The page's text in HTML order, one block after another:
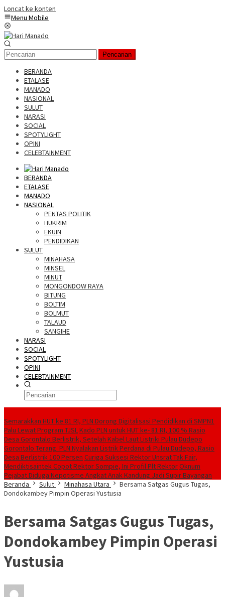
Loncat ke konten
Menu Mobile
Pencarian
BERANDA
ETALASE
MANADO
NASIONAL
SULUT
NARASI
SOCIAL
SPOTYLIGHT
OPINI
CELEBTAINMENT
BERANDA
ETALASE
MANADO
NASIONAL
PENTAS POLITIK
HUKRIM
EKUIN
PENDIDIKAN
SULUT
MINAHASA
MINSEL
MINUT
MONGONDOW RAYA
BITUNG
BOLTIM
BOLMUT
TALAUD
SANGIHE
NARASI
SOCIAL
SPOTYLIGHT
OPINI
CELEBTAINMENT
Semarakkan HUT ke 81 RI, PLN Dorong Digitalisasi Pendidikan di SMPN1
Palu Lewat Program TJSLKado PLN untuk HUT ke- 81 RI, 100 % Rasio
Desa Gorontalo Berlistrik, Setelah Kabel Laut Listriki Pulau Dudepo
Gorontalo Terang. PLN Nyalakan Listrik Perdana di Pulau Dudepo, Rasio
Desa Berlistrik 100 Persen Curiga Suksesi Rektor Unsrat Tak Fair,
Mendiktisaintek Copot Rektor Sompie, Ini Profil Plt RektorOknum
Pejabat Diduga Nepotisme Angkat Anak Kandung Jadi Supir Bayangan
Beranda
Sulut Minahasa Utara
Bersama Satgas Gugus Tugas,
Dondokambey Pimpin Operasi Yustusia
Bersama Satgas Gugus Tugas,
Dondokambey Pimpin Operasi
Yustusia